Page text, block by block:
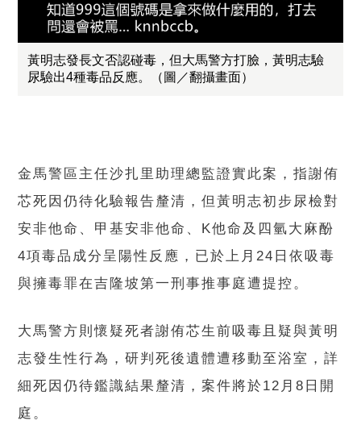
黃明志發長文否認碰毒，但大馬警方打臉，黃明志驗
尿驗出4種毒品反應。（圖／翻攝畫面）
金馬警區主任沙扎里助理總監證實此案，指謝侑
芯死因仍待化驗報告釐清，但黃明志初步尿檢對
安非他命、甲基安非他命、K他命及四氫大麻酚
4項毒品成分呈陽性反應，已於上月24日依吸毒
與擁毒罪在吉隆坡第一刑事推事庭遭提控。
大馬警方則懷疑死者謝侑芯生前吸毒且疑與黃明
志發生性行為，研判死後遺體遭移動至浴室，詳
細死因仍待鑑識結果釐清，案件將於12月8日開
庭。